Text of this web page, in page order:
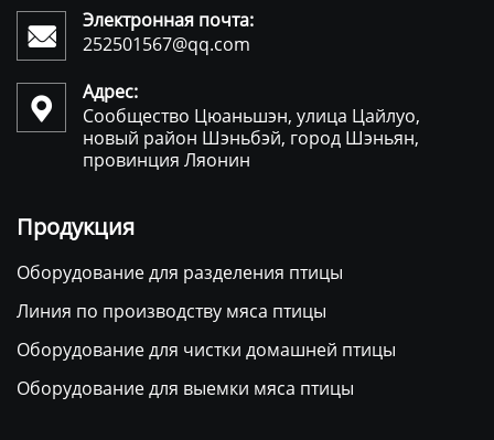

Электронная почта:
252501567@qq.com

Адрес:
Сообщество Цюаньшэн, улица Цайлуо,
новый район Шэньбэй, город Шэньян,
провинция Ляонин
Продукция
Оборудование для разделения птицы
Линия по производству мяса птицы
Оборудование для чистки домашней птицы
Оборудование для выемки мяса птицы